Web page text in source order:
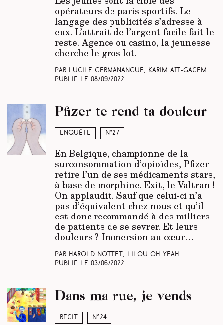
opérateurs de paris sportifs. Le
langage des publicités s’adresse à
eux. L’attrait de l’argent facile fait le
reste. Agence ou casino, la jeunesse
cherche le gros lot.
Par Lucile Germanangue, Karim Aït-Gacem
Publié le 08/09/2022
Enquête N°27
Pfizer te rend ta douleur
En Belgique, championne de la
surconsommation d’opioïdes, Pfizer
retire l’un de ses médicaments stars,
à base de morphine. Exit, le Valtran !
On applaudit. Sauf que celui-ci n’a
pas d’équivalent chez nous et qu’il
est donc recommandé à des milliers
de patients de se sevrer. Et leurs
douleurs ? Immersion au cœur…
Par Harold Nottet, Lilou Oh Yeah
Publié le 03/06/2022
Récit N°24
Dans ma rue, je vends